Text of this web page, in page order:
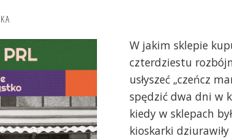
W jakim sklepie
czterdziestu
usłyszeć „czeńcz
spędzić dwa dni w
kiedy w sklepach
kioskarki